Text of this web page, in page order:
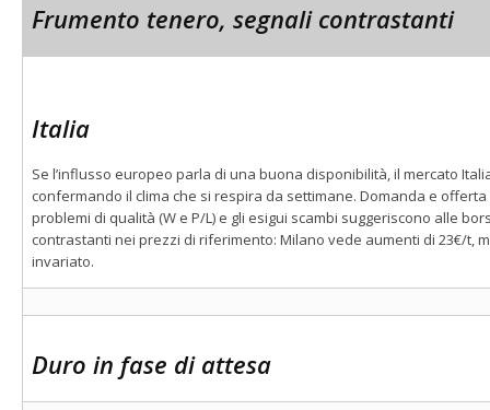
Frumento tenero, segnali contrastanti
Italia
Se l’influsso europeo parla di una buona disponibilità, il mercato
confermando il clima che si respira da settimane. Domanda e
problemi di qualità (W e P/L) e gli esigui scambi suggeriscono alle
contrastanti nei prezzi di riferimento: Milano vede aumenti di 23€/t,
invariato.
Duro in fase di attesa